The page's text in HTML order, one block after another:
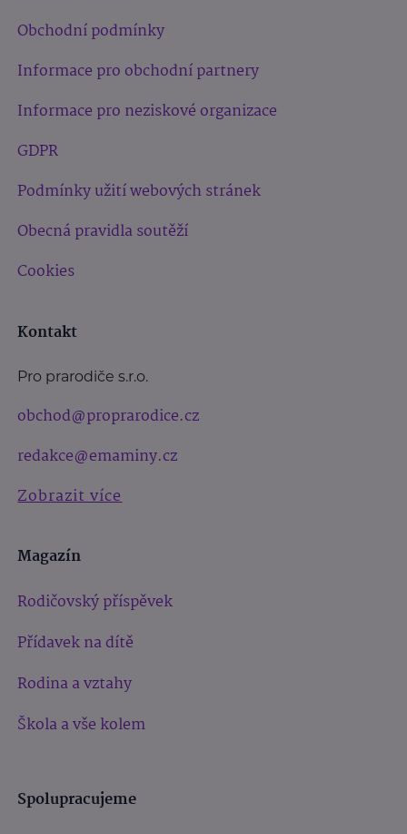
Obchodní podmínky
Informace pro obchodní partnery
Informace pro neziskové organizace
GDPR
Podmínky užití webových stránek
Obecná pravidla soutěží
Cookies
Kontakt
Pro prarodiče s.r.o.
obchod@proprarodice.cz
redakce@emaminy.cz
Zobrazit více
Magazín
Rodičovský příspěvek
Přídavek na dítě
Rodina a vztahy
Škola a vše kolem
Spolupracujeme